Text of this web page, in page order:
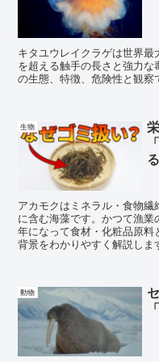
キタユウレイクラゲは世界
を超える触手の長さと強力
の生態、特徴、危険性と観察
生物
アカモクはミネラル・食物
に含む海藻です。かつて漁
年になって食材・化粧品原
背景をわかりやすく解説しま
動物